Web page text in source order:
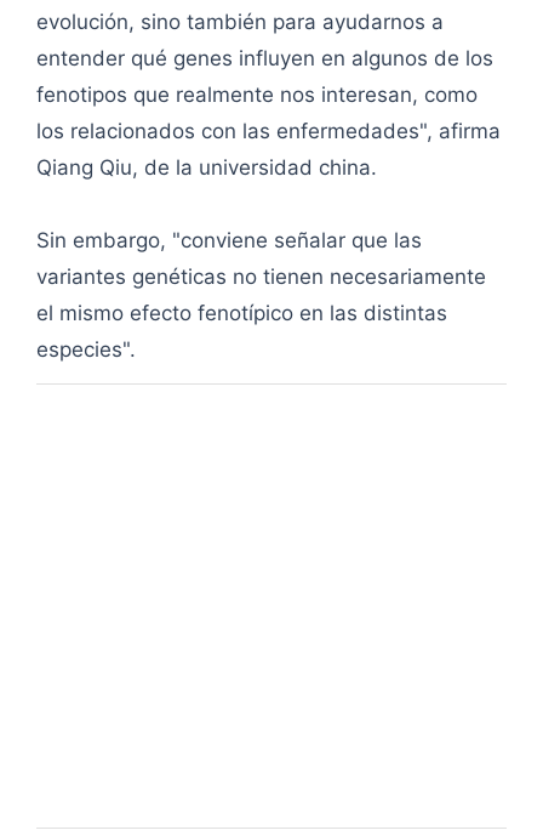
evolución, sino también para ayudarnos a
entender qué genes influyen en algunos de los
fenotipos que realmente nos interesan, como
los relacionados con las enfermedades", afirma
Qiang Qiu, de la universidad china.
Sin embargo, "conviene señalar que las
variantes genéticas no tienen necesariamente
el mismo efecto fenotípico en las distintas
especies".